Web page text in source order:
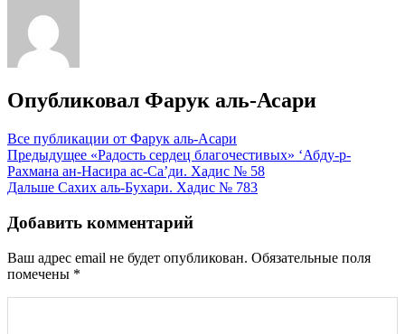
Опубликовал Фарук аль-Асари
Все публикации от Фарук аль-Асари
Навигация
по
Предыдущее «Радость сердец благочестивых» ‘Абду-р-
Рахмана ан-Насира ас-Са’ди. Хадис № 58
Дальше Сахих аль-Бухари. Хадис № 783
Добавить комментарий
Ваш адрес email не будет опубликован. Обязательные поля
помечены *